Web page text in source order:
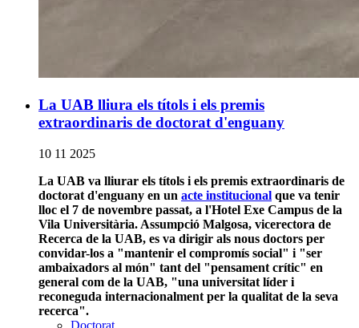
La UAB lliura els títols i els premis
extraordinaris de doctorat d'enguany
10 11 2025
La UAB va lliurar els títols i els premis extraordinaris de
doctorat d'enguany en un acte institucional que va tenir
lloc el 7 de novembre passat, a l'Hotel Exe Campus de la
Vila Universitària. Assumpció Malgosa, vicerectora de
Recerca de la UAB, es va dirigir als nous doctors per
convidar-los a "mantenir el compromís social" i "ser
ambaixadors al món" tant del "pensament crític" en
general com de la UAB, "una universitat líder i
reconeguda internacionalment per la qualitat de la seva
recerca".
Doctorat